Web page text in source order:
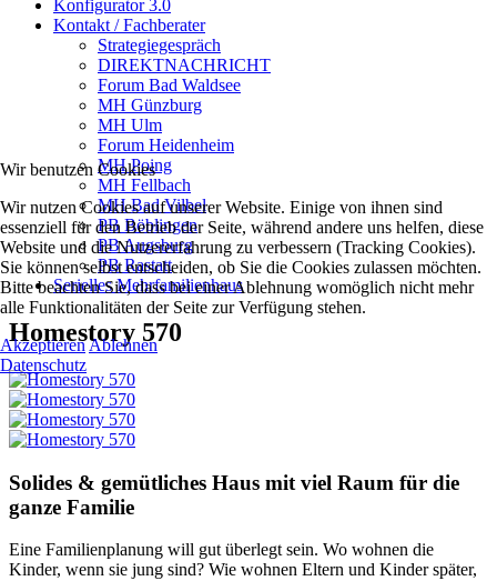
Konfigurator 3.0
Kontakt / Fachberater
Strategiegespräch
DIREKTNACHRICHT
Forum Bad Waldsee
MH Günzburg
MH Ulm
Forum Heidenheim
MH Poing
MH Fellbach
MH Bad Vilbel
PB Böblingen
PB Augsburg
PB Rastatt
Serielles Mehrfamilienhaus
Homestory 570
Solides & gemütliches Haus mit viel Raum für die
ganze Familie
Eine Familienplanung will gut überlegt sein. Wo wohnen die
Kinder, wenn sie jung sind? Wie wohnen Eltern und Kinder später,
Wir benutzen Cookies
Wir nutzen Cookies auf unserer Website. Einige von ihnen sind
essenziell für den Betrieb der Seite, während andere uns helfen, diese
Website und die Nutzererfahrung zu verbessern (Tracking Cookies).
Sie können selbst entscheiden, ob Sie die Cookies zulassen möchten.
Bitte beachten Sie, dass bei einer Ablehnung womöglich nicht mehr
alle Funktionalitäten der Seite zur Verfügung stehen.
AkzeptierenAblehnen
Datenschutz